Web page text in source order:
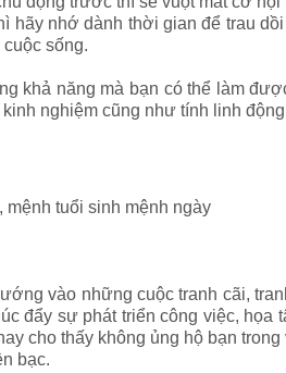
hãy nhớ dành thời gian để trau
sống.
khả năng mà bạn có thể làm
nghiệm cũng như tính linh
tuổi sinh mệnh ngày
vào những cuộc tranh cãi,
đẩy sự phát triển công việc, họa
cho thấy không ủng hộ bạn
bạc.